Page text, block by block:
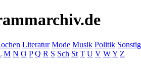
Literatur Mode Musik Politik
M N O P Q R S Sch St T U V WY Z